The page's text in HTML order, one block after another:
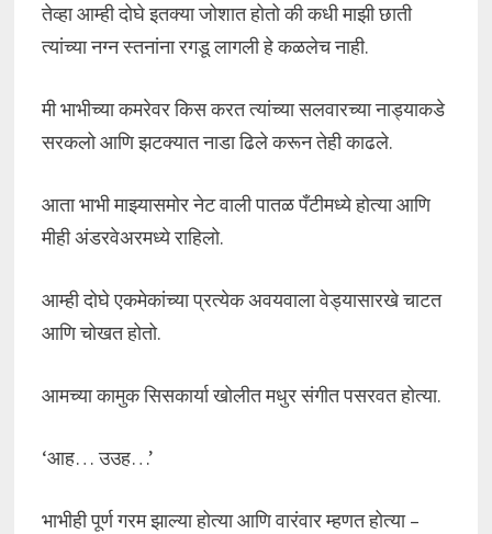
तेव्हा आम्ही दोघे इतक्या जोशात होतो की कधी माझी छाती
त्यांच्या नग्न स्तनांना रगडू लागली हे कळलेच नाही.
मी भाभीच्या कमरेवर किस करत त्यांच्या सलवारच्या नाड्याकडे
सरकलो आणि झटक्यात नाडा ढिले करून तेही काढले.
आता भाभी माझ्यासमोर नेट वाली पातळ पँटीमध्ये होत्या आणि
मीही अंडरवेअरमध्ये राहिलो.
आम्ही दोघे एकमेकांच्या प्रत्येक अवयवाला वेड्यासारखे चाटत
आणि चोखत होतो.
आमच्या कामुक सिसकार्या खोलीत मधुर संगीत पसरवत होत्या.
‘आह… उउह…’
भाभीही पूर्ण गरम झाल्या होत्या आणि वारंवार म्हणत होत्या –